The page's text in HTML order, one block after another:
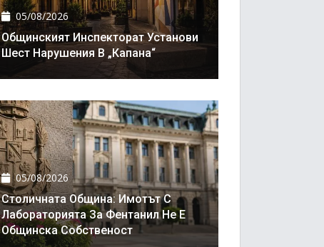
05/08/2026
Общинският Инспекторат Установи
Шест Нарушения В „Капана“
05/08/2026
Столичната Община: Имотът С
Лабораторията За Фентанил Не Е
Общинска Собственост